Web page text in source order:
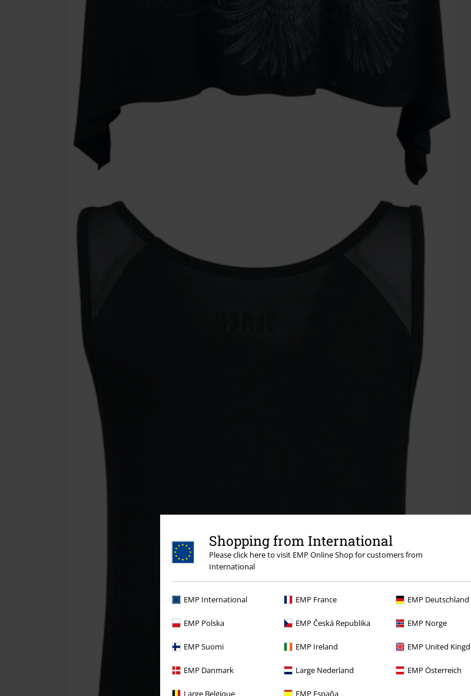
Shopping from International
Please click here to visit EMP Online Shop for customers from
International
EMP International EMP France EMP Deutschland
EMP Polska EMP Česká Republika EMP Norge
EMP Suomi EMP Ireland EMP United
EMP Danmark Large Nederland EMP Österreich
Large Belgique EMP España